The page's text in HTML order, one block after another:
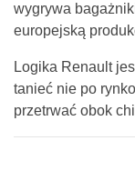
wygrywa
europejską
Logika Renault
tanieć nie po
przetrwać obok